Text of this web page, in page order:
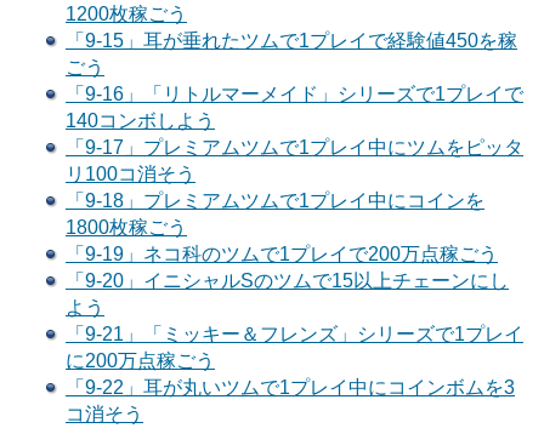
1200枚稼ごう
「9-15」耳が垂れたツムで1プレイで経験値450を稼
ごう
「9-16」「リトルマーメイド」シリーズで1プレイで
140コンボしよう
「9-17」プレミアムツムで1プレイ中にツムをピッタ
リ100コ消そう
「9-18」プレミアムツムで1プレイ中にコインを
1800枚稼ごう
「9-19」ネコ科のツムで1プレイで200万点稼ごう
「9-20」イニシャルSのツムで15以上チェーンにし
よう
「9-21」「ミッキー＆フレンズ」シリーズで1プレイ
に200万点稼ごう
「9-22」耳が丸いツムで1プレイ中にコインボムを3
コ消そう